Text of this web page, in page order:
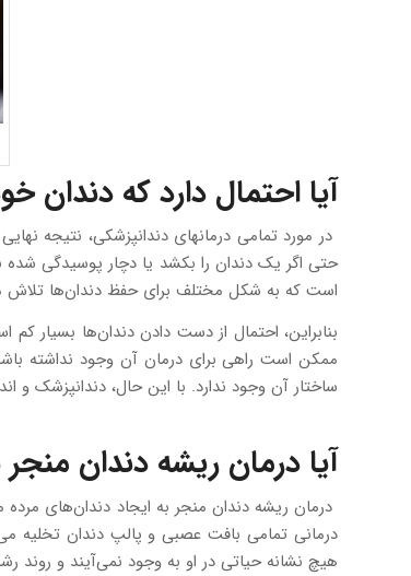
آیا احتمال دارد که دندان
در مورد تمامی درمانهای دندانپزشکی، نتیجه
حتی اگر یک دندان را بکشد یا دچار پوسیدگی
است که به شکل مختلف برای حفظ دندان‌ها تلاش
بنابراین، احتمال از دست دادن دندان‌ها بسیار
ممکن است راهی برای درمان آن وجود نداشته
ساختار آن وجود ندارد. با این حال، دندانپزشک و
آیا درمان ریشه دندان
درمان ریشه دندان منجر به ایجاد دندان‌های
درمانی تمامی بافت عصبی و پالپ دندان تخلیه
هیچ نشانه حیاتی در او به وجود نمی‌آیند و